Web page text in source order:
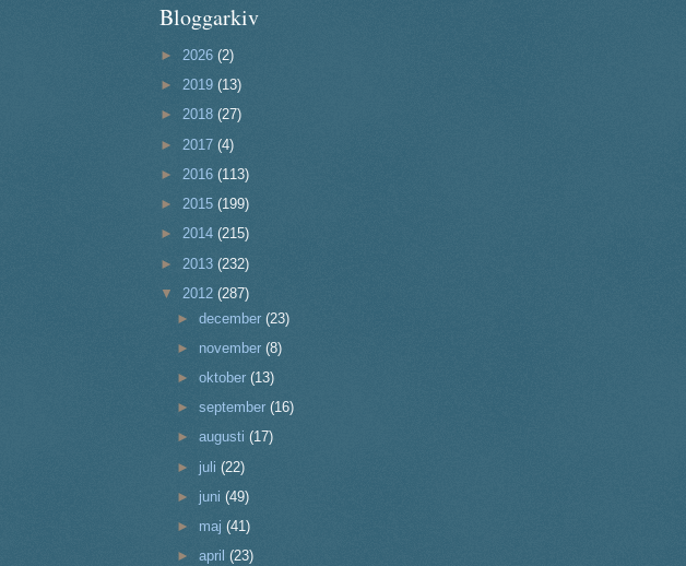
Bloggarkiv
► 2026 (2)
► 2019 (13)
► 2018 (27)
► 2017 (4)
► 2016 (113)
► 2015 (199)
► 2014 (215)
► 2013 (232)
▼ 2012 (287)
►december(23)
► november(8)
►oktober(13)
►september(16)
►augusti(17)
► juli(22)
► juni(49)
► maj(41)
►april(23)